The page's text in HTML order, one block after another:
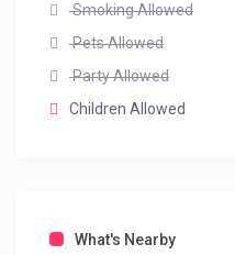
Smoking Allowed
Pets Allowed
Party Allowed
Children Allowed
What's Nearby